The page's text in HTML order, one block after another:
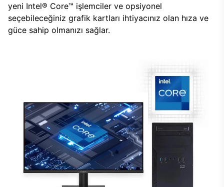
yeni Intel® Core™ işlemciler ve opsiyonel
seçebileceğiniz grafik kartları ihtiyacınız olan hıza ve
güce sahip olmanızı sağlar.